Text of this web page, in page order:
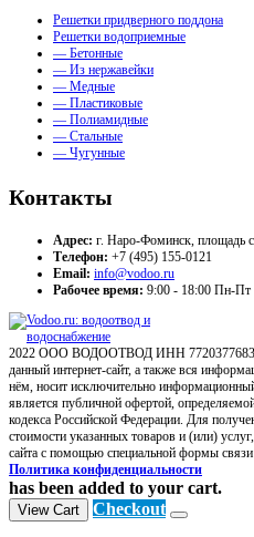
Решетки придверного поддона
Решетки водоприемные
— Бетонные
— Из нержавейки
— Медные
— Пластиковые
— Полиамидные
— Стальные
— Чугунные
Контакты
Адрес: г. Наро-Фоминск, площадь
Телефон: +7 (495) 155-0121
Email: info@vodoo.ru
Рабочее время: 9:00 - 18:00 Пн-Пт
2022 ООО ВОДООТВОД ИНН 7720377683
данный интернет-сайт, а также вся
нём, носит исключительно
является публичной офертой,
кодекса Российской Федерации. Для
стоимости указанных товаров и (или)
сайта с помощью специальной формы связи
Политика конфиденциальности
has been added to your cart.
View Cart Checkout